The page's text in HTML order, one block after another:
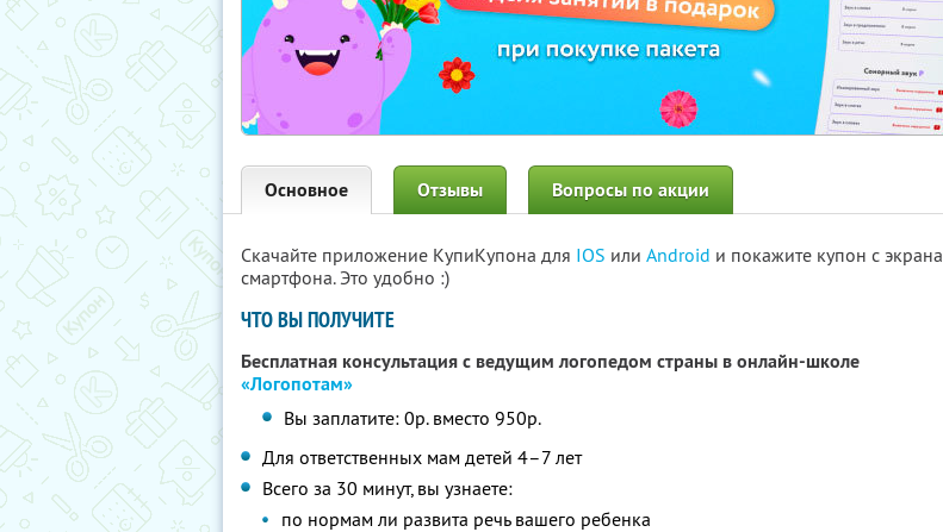
Основное Отзывы Вопросы по акции
Скачайте приложение КупиКупона для IOS или Android и покажите купон с экрана
смартфона. Это удобно :)
ЧТО ВЫ ПОЛУЧИТЕ
Бесплатная консультация с ведущим логопедом страны в онлайн-школе
«Логопотам»
Вы заплатите: 0р. вместо 950р.
Для ответственных мам детей 4–7 лет
Всего за 30 минут, вы узнаете:
по нормам ли развита речь вашего ребенка